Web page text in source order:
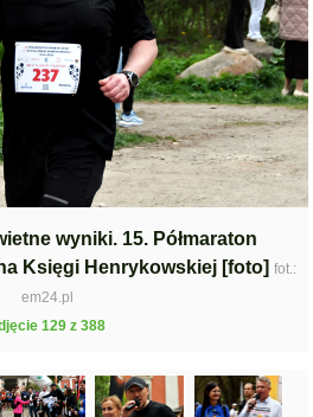
wyniki. 15. Półmaraton
Księgi Henrykowskiej [foto] fot.:
em24.pl
129 z 388